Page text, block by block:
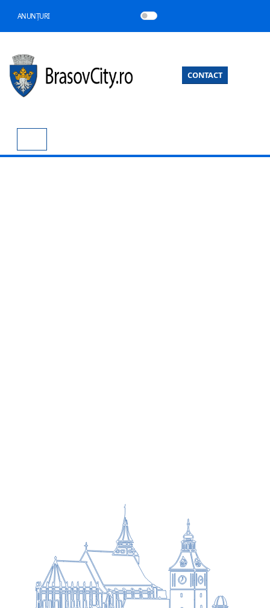
ANUNȚURI
CONTACT